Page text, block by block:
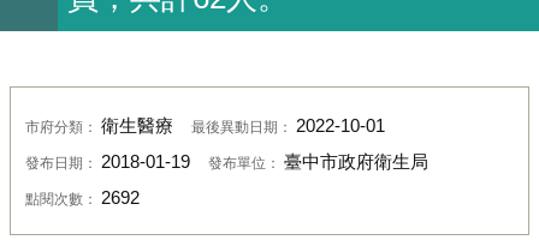
市府分類： 衛生醫療 最後異動日期： 2022-10-01
發布日期： 2018-01-19 發布單位： 臺中市政府衛生局
點閱次數： 2692